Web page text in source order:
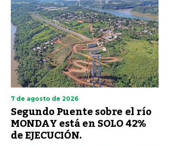
7 de agosto de 2026
Segundo Puente sobre el río
MONDAY está en SOLO 42%
de EJECUCIÓN.